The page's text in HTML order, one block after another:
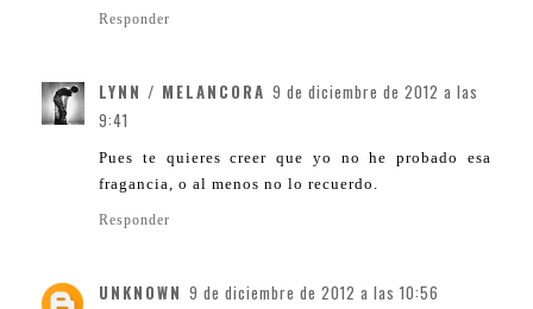
Responder
LYNN / MELANCORA 9 de diciembre de 2012 a las
9:41
Pues te quieres creer que yo no he probado esa
fragancia, o al menos no lo recuerdo.
Responder
UNKNOWN 9 de diciembre de 2012 a las 10:56